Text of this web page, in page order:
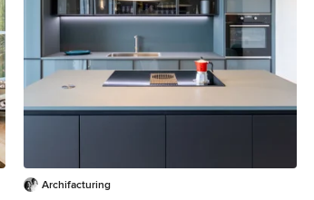
Archifacturing